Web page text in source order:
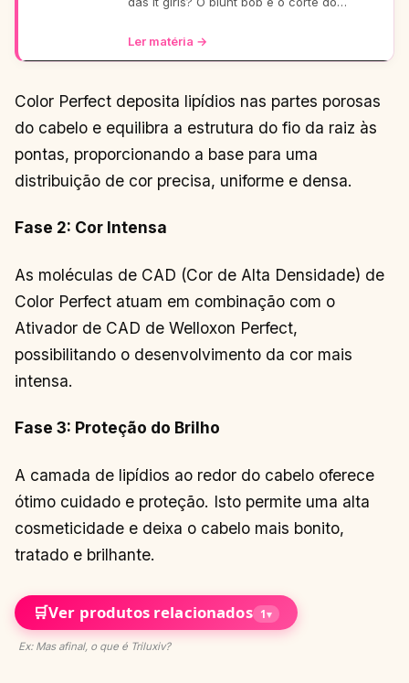
Vem ver como ele
Ler matéria →
Color Perfect deposita lipídios nas partes porosas
do cabelo e equilibra a estrutura do fio da raiz às
pontas, proporcionando a base para uma
distribuição de cor precisa, uniforme e densa.
Fase 2: Cor Intensa
As moléculas de CAD (Cor de Alta Densidade) de
Color Perfect atuam em combinação com o
Ativador de CAD de Welloxon Perfect,
possibilitando o desenvolvimento da cor mais
intensa.
Fase 3: Proteção do Brilho
A camada de lipídios ao redor do cabelo oferece
ótimo cuidado e proteção. Isto permite uma alta
cosmeticidade e deixa o cabelo mais bonito,
tratado e brilhante.
🛒Ver produtos relacionados 1▾
Ex: Mas afinal, o que é Triluxiv?